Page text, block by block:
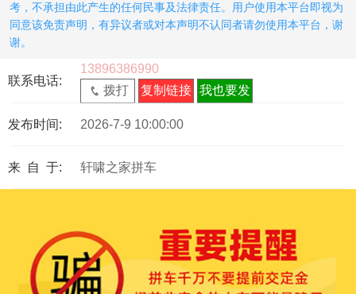
考，不承担由此产生的任何民事及法律责任。用户使用本平台即视为
同意该免责声明，有异议者或对本声明不认同者请勿使用本平台，谢
谢。
联系电话:
13896386990
拨打
复制链接 我也要发
发布时间: 2026-7-9 10:00:00
来 自 于: 轩啸之家拼车